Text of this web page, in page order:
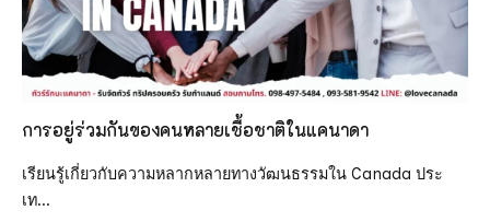
การอยู่ร่วมกันของคนหลายเชื้อชาติในแคนาดา
เรียนรู้เกี่ยวกับความหลากหลายทางวัฒนธรรมใน Canada ประ
เท...